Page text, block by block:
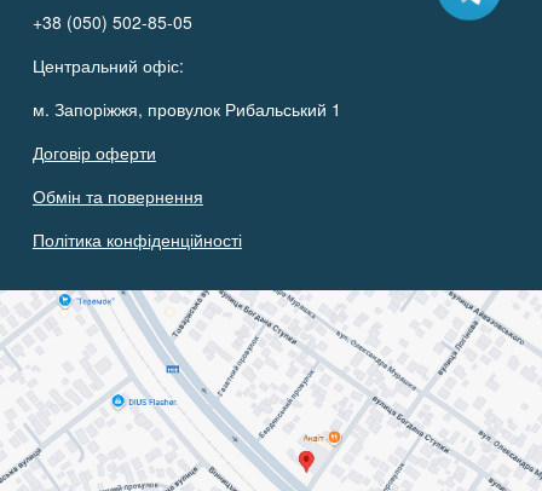
+38 (050) 502-85-05
Центральний офіс:
м. Запоріжжя, провулок Рибальський 1
Договір оферти
Обмін та повернення
Політика конфіденційності